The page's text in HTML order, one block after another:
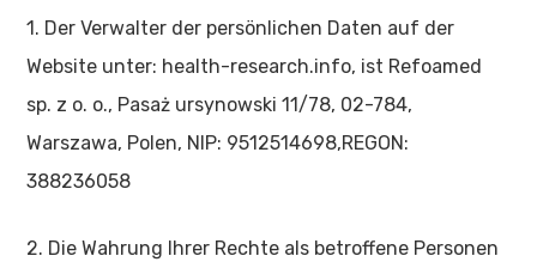
1. Der Verwalter der persönlichen Daten auf der
Website unter: health-research.info, ist Refoamed
sp. z o. o., Pasaż ursynowski 11/78, 02-784,
Warszawa, Polen, NIP: 9512514698,REGON:
388236058
2. Die Wahrung Ihrer Rechte als betroffene Personen